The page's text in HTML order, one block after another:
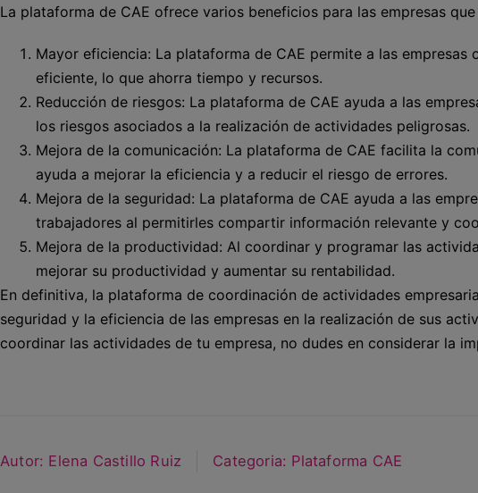
La plataforma de CAE ofrece varios beneficios para las empresas
Mayor eficiencia: La plataforma de CAE permite a las
eficiente, lo que ahorra tiempo y recursos.
Reducción de riesgos: La plataforma de CAE ayuda a las
los riesgos asociados a la realización de actividades peligrosas.
Mejora de la comunicación: La plataforma de CAE facilita la
ayuda a mejorar la eficiencia y a reducir el riesgo de errores.
Mejora de la seguridad: La plataforma de CAE ayuda a las
trabajadores al permitirles compartir información relevante y
Mejora de la productividad: Al coordinar y programar las
mejorar su productividad y aumentar su rentabilidad.
En definitiva, la plataforma de coordinación de actividades
seguridad y la eficiencia de las empresas en la realización de sus
coordinar las actividades de tu empresa, no dudes en considerar la
Autor: Elena Castillo Ruiz Categoria: Plataforma CAE